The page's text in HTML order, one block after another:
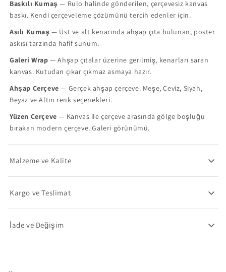
Baskılı Kumaş — Rulo halinde gönderilen, çerçevesiz kanvas
baskı. Kendi çerçeveleme çözümünü tercih edenler için.
Asılı Kumaş — Üst ve alt kenarında ahşap çıta bulunan, poster
askısı tarzında hafif sunum.
Galeri Wrap — Ahşap çıtalar üzerine gerilmiş, kenarları saran
kanvas. Kutudan çıkar çıkmaz asmaya hazır.
Ahşap Çerçeve — Gerçek ahşap çerçeve. Meşe, Ceviz, Siyah,
Beyaz ve Altın renk seçenekleri.
Yüzen Çerçeve — Kanvas ile çerçeve arasında gölge boşluğu
bırakan modern çerçeve. Galeri görünümü.
Malzeme ve Kalite
Kargo ve Teslimat
İade ve Değişim